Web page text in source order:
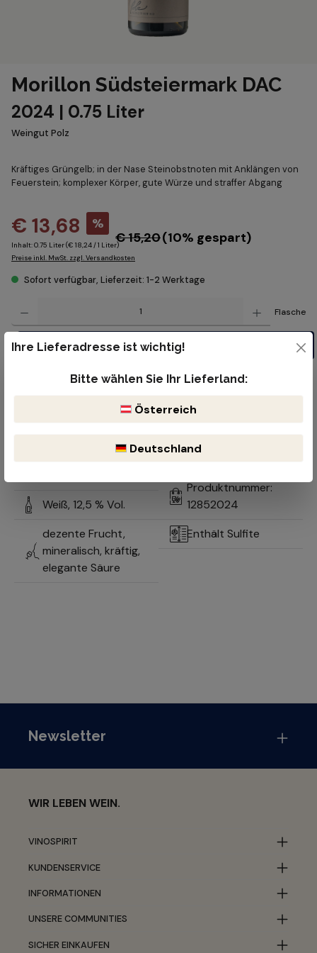
Morillon Südsteiermark DAC
2024 | 0.75 Liter
Weingut Polz
Kräftiges Grüngelb; in der Nase Steinobstnoten mit Anklängen von
Feuerstein; komplexer Körper, gute Würze und straffer Abgang
€ 13,68
%
€ 15,20(10% gespart)
Inhalt:0.75 Liter(€ 18,24 / 1 Liter)
Preise inkl. MwSt. zzgl. Versandkosten
Sofort verfügbar, Lieferzeit: 1-2 Werktage
Flasche
In den Warenkorb
Kostenloser Versand ab 99€
Bruchsicherer & reibungsloser Versand durch DHL oder der öst.
Südsteiermark,
Weiß, 12,5 % Vol.
dezente Frucht,
mineralisch, kräftig,
elegante Säure
Chardonnay
Produktnummer:
12852024
Enthält Sulfite
Newsletter
WIR LEBEN WEIN.
VINOSPIRIT
KUNDENSERVICE
INFORMATIONEN
UNSERE COMMUNITIES
SICHER EINKAUFEN
Ihre Lieferadresse ist wichtig!
Bitte wählen Sie Ihr Lieferland:
Österreich
Deutschland